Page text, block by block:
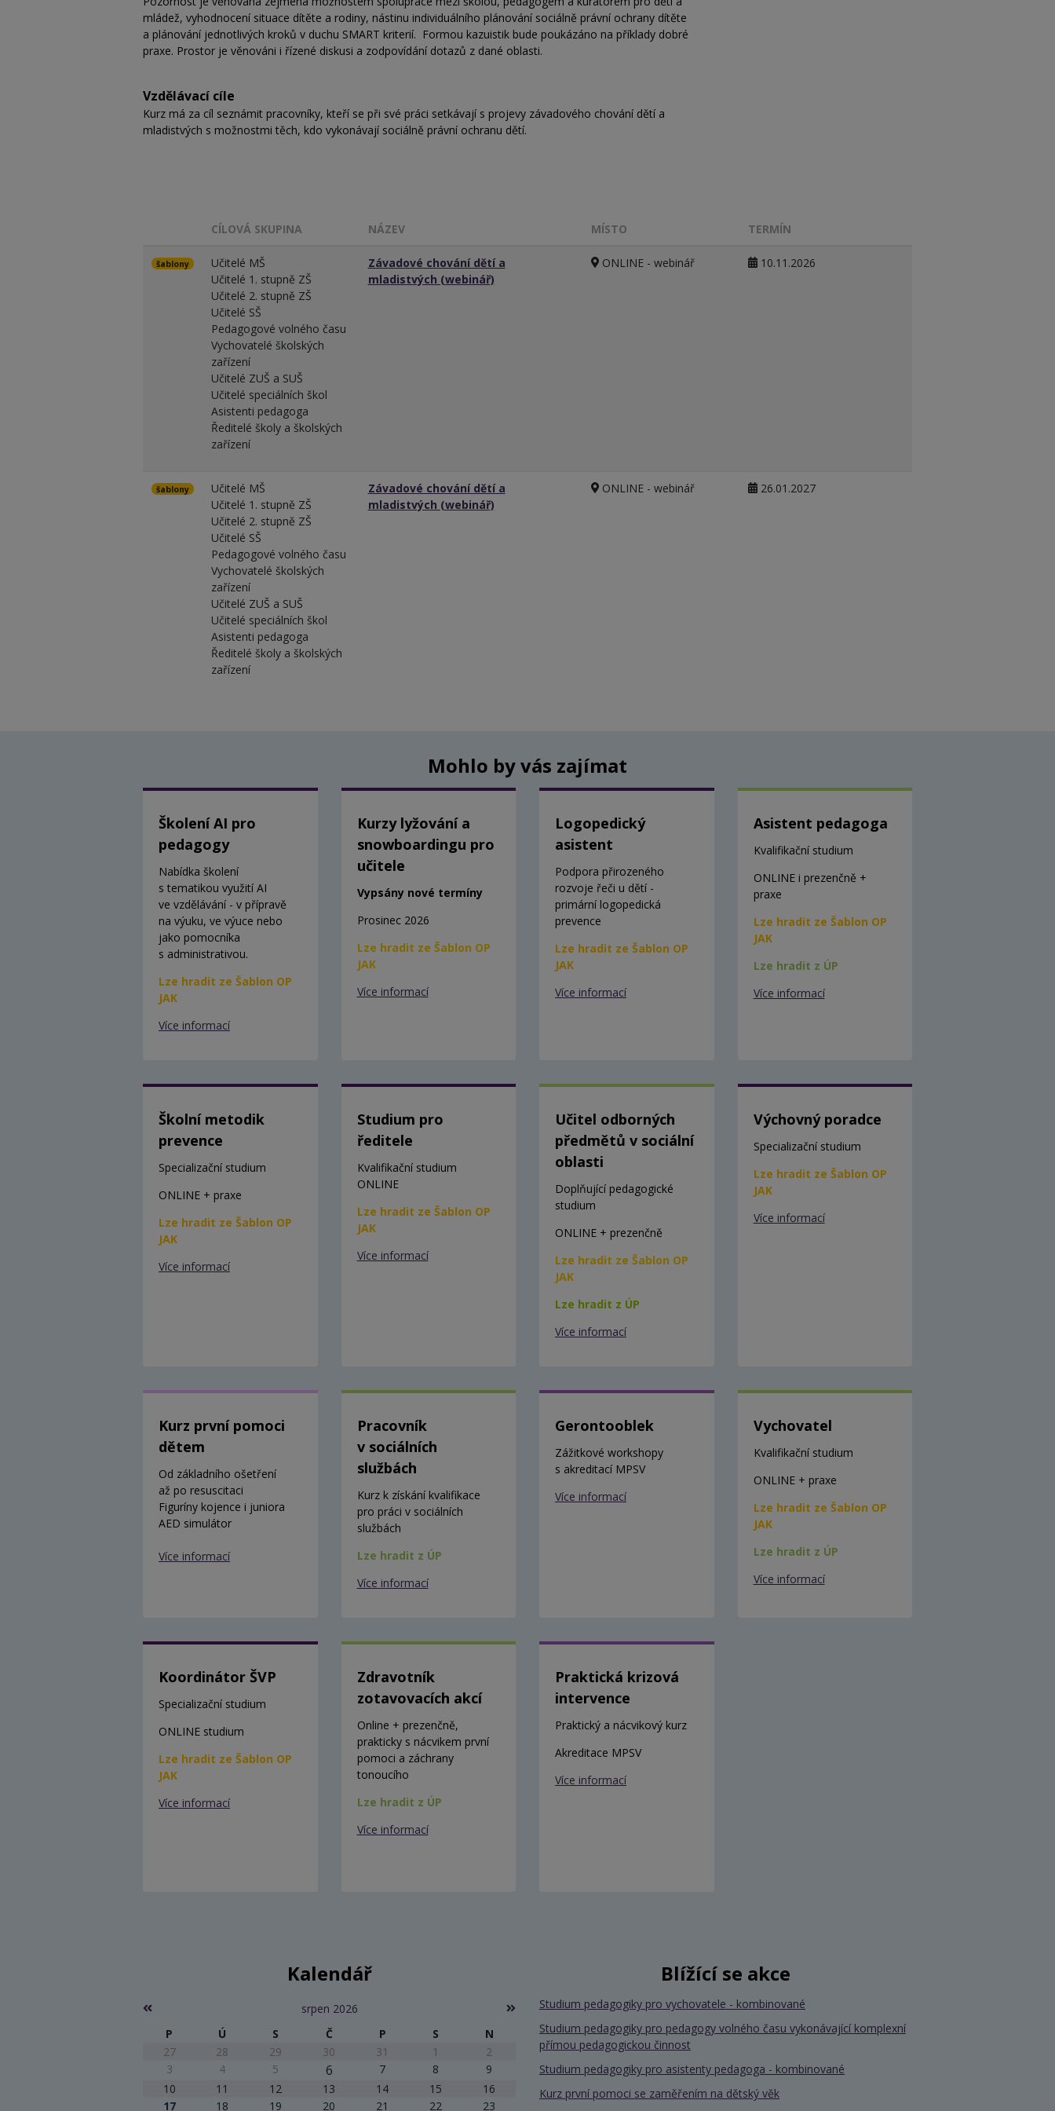
mládež, vyhodnocení situace dítěte a rodiny, nástinu individuálního plánování sociálně právní ochrany dítěte
a plánování jednotlivých kroků v duchu SMART kriterií. Formou kazuistik bude poukázáno na příklady dobré
praxe. Prostor je věnováni i řízené diskusi a zodpovídání dotazů z dané oblasti.
Vzdělávací cíle
Kurz má za cíl seznámit pracovníky, kteří se při své práci setkávají s projevy závadového chování dětí a
mladistvých s možnostmi těch, kdo vykonávají sociálně právní ochranu dětí.
CÍLOVÁ SKUPINA NÁZEV MÍSTO TERMÍN
šablony
Učitelé MŠ
Učitelé 1. stupně ZŠ
Učitelé 2. stupně ZŠ
Učitelé SŠ
Pedagogové volného času
Vychovatelé školských
zařízení
Učitelé ZUŠ a SUŠ
Učitelé speciálních škol
Asistenti pedagoga
Ředitelé školy a školských
zařízení
Závadové chování dětí a
mladistvých (webinář)
ONLINE - webinář 10.11.2026
šablony
Učitelé MŠ
Učitelé 1. stupně ZŠ
Učitelé 2. stupně ZŠ
Učitelé SŠ
Pedagogové volného času
Vychovatelé školských
zařízení
Učitelé ZUŠ a SUŠ
Učitelé speciálních škol
Asistenti pedagoga
Ředitelé školy a školských
zařízení
Závadové chování dětí a
mladistvých (webinář)
ONLINE - webinář 26.01.2027
Mohlo by vás zajímat
Školení AI pro
pedagogy
Nabídka školení
s tematikou využití AI
ve vzdělávání - v přípravě
na výuku, ve výuce nebo
jako pomocníka
s administrativou.
Lze hradit ze Šablon OP
JAK
Více informací
Kurzy lyžování a
snowboardingu pro
učitele
Vypsány nové termíny
Prosinec 2026
Lze hradit ze Šablon OP
JAK
Více informací
Logopedický
asistent
Podpora přirozeného
rozvoje řeči u dětí -
primární logopedická
prevence
Lze hradit ze Šablon OP
JAK
Více informací
Asistent pedagoga
Kvalifikační studium
ONLINE i prezenčně +
praxe
Lze hradit ze Šablon OP
JAK
Lze hradit z ÚP
Více informací
Školní metodik
prevence
Specializační studium
ONLINE + praxe
Lze hradit ze Šablon OP
JAK
Více informací
Studium pro
ředitele
Kvalifikační studium
ONLINE
Lze hradit ze Šablon OP
JAK
Více informací
Učitel odborných
předmětů v sociální
oblasti
Doplňující pedagogické
studium
ONLINE + prezenčně
Lze hradit ze Šablon OP
JAK
Lze hradit z ÚP
Více informací
Výchovný poradce
Specializační studium
Lze hradit ze Šablon OP
JAK
Více informací
Kurz první pomoci
dětem
Od základního ošetření
až po resuscitaci
Figuríny kojence i juniora
AED simulátor
Více informací
Pracovník
v sociálních
službách
Kurz k získání kvalifikace
pro práci v sociálních
službách
Lze hradit z ÚP
Více informací
Gerontooblek
Zážitkové workshopy
s akreditací MPSV
Více informací
Vychovatel
Kvalifikační studium
ONLINE + praxe
Lze hradit ze Šablon OP
JAK
Lze hradit z ÚP
Více informací
Koordinátor ŠVP
Specializační studium
ONLINE studium
Lze hradit ze Šablon OP
JAK
Více informací
Zdravotník
zotavovacích akcí
Online + prezenčně,
prakticky s nácvikem první
pomoci a záchrany
tonoucího
Lze hradit z ÚP
Více informací
Praktická krizová
intervence
Praktický a nácvikový kurz
Akreditace MPSV
Více informací
Kalendář
srpen 2026
P
Ú S Č P S
N
27
28 29 30 31 1
2
3
4 5 6 7 8
9
10
11 12 13 14 15
16
17
18 19 20 21 22 23
Blížící se akce
Studium pedagogiky pro vychovatele - kombinované
Studium pedagogiky pro pedagogy volného času vykonávající komplexní
přímou pedagogickou činnost
Studium pedagogiky pro asistenty pedagoga - kombinované
Kurz první pomoci se zaměřením na dětský věk